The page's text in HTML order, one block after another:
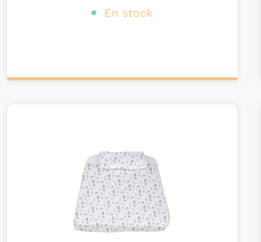
En stock